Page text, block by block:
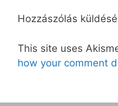
Hozzászólás
This site uses
how your comment